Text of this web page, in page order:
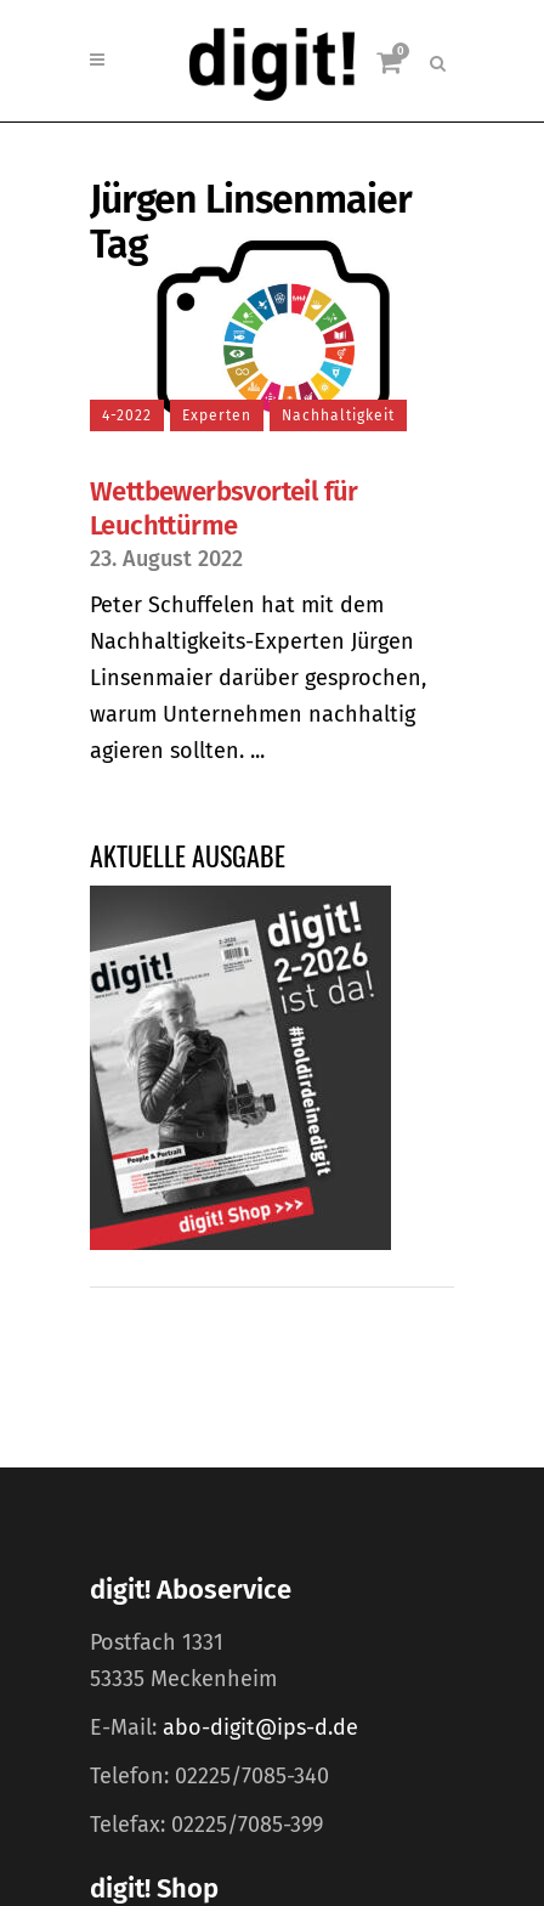
0
Jürgen Linsenmaier
Tag
4-2022 Experten Nachhaltigkeit
Wettbewerbsvorteil für
Leuchttürme
23. August 2022
Peter Schuffelen hat mit dem
Nachhaltigkeits-Experten Jürgen
Linsenmaier darüber gesprochen,
warum Unternehmen nachhaltig
agieren sollten. ...
AKTUELLE AUSGABE
digit! Aboservice
Postfach 1331
53335 Meckenheim
E-Mail: abo-digit@ips-d.de
Telefon: 02225/7085-340
Telefax: 02225/7085-399
digit! Shop